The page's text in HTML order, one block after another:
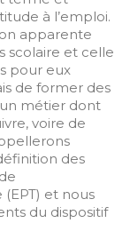
à l’emploi.
apparente
scolaire et celle
pour eux
de former des
métier dont
voire de
des
et nous
du dispositif